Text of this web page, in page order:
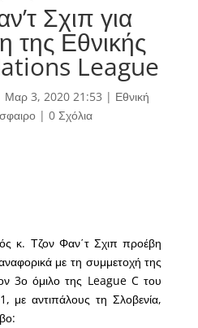
Σχιπ για
της Εθνικής
League
Μαρ 3, 2020 21:53 | Εθνική
| 0 Σχόλια
κ. Τζον Φαν΄τ Σχιπ προέβη
με τη συμμετοχή της
3ο όμιλο της League C του
αντιπάλους τη Σλοβενία,